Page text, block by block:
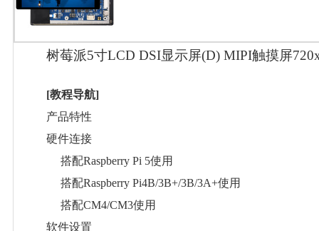
树莓派5寸LCD DSI显示屏(D) MIPI触摸屏
[教程导航]
产品特性
硬件连接
搭配Raspberry Pi 5使用
搭配Raspberry Pi4B/3B+/3B/3A+使用
搭配CM4/CM3使用
软件设置